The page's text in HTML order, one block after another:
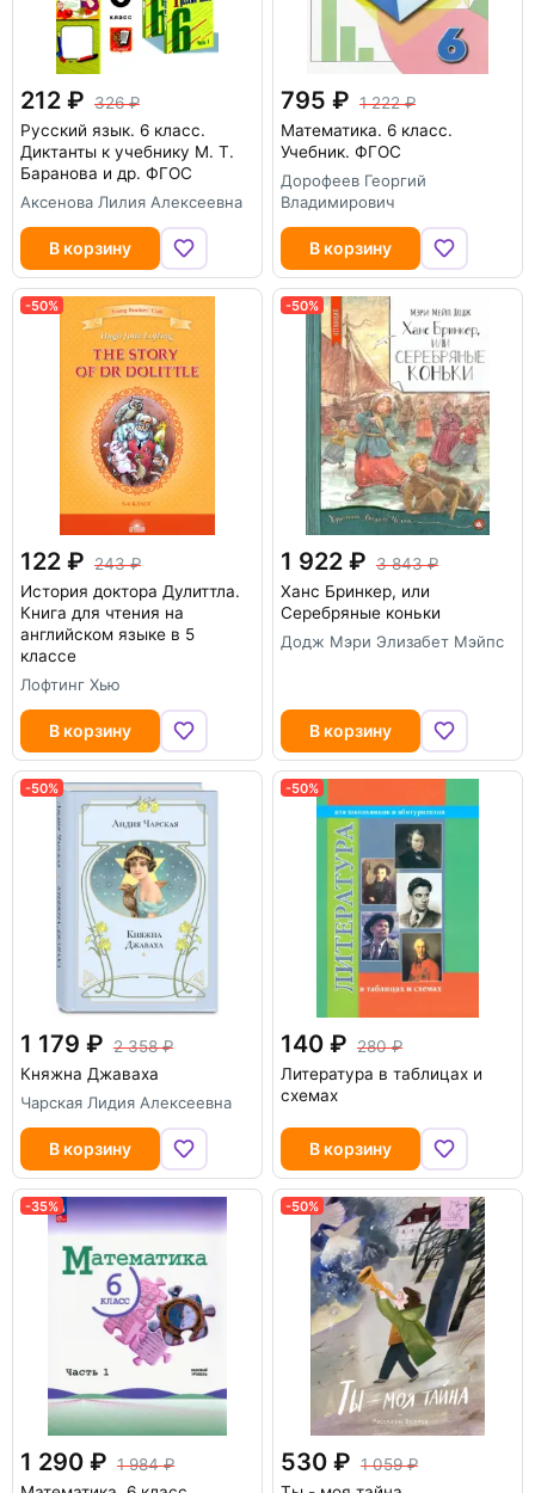
212
326
Русский язык. 6 класс.
Диктанты к учебнику М. Т.
Баранова и др. ФГОС
Аксенова Лилия Алексеевна
В корзину
795
1 222
Математика. 6 класс.
Учебник. ФГОС
Дорофеев Георгий
Владимирович
В корзину
-50%
122
243
История доктора Дулиттла.
Книга для чтения на
английском языке в 5
классе
Лофтинг Хью
В корзину
-50%
1 922
3 843
Ханс Бринкер, или
Серебряные коньки
Додж Мэри Элизабет Мэйпс
В корзину
-50%
1 179
2 358
Княжна Джаваха
Чарская Лидия Алексеевна
В корзину
-50%
140
280
Литература в таблицах и
схемах
В корзину
-35%
1 290
1 984
-50%
530
1 059